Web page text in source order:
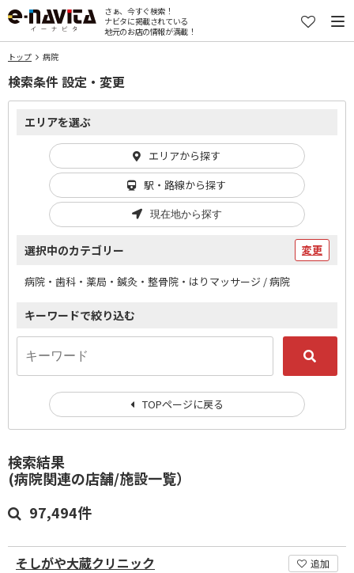
さぁ、今すぐ検索！
ナビタに掲載されている
地元のお店の情報が満載！
トップ 病院
検索結果
(病院関連の店舗/施設一覧）
97,494件
そしがや大蔵クリニック 追加
検索条件 設定・変更
エリアを選ぶ
エリアから探す
駅・路線から探す
現在地から探す
選択中のカテゴリー 変更
病院・歯科・薬局・鍼灸・整骨院・はりマッサージ / 病院
キーワードで絞り込む
TOPページに戻る